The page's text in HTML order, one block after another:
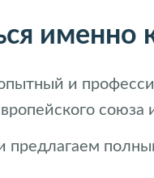
именно
и
союза